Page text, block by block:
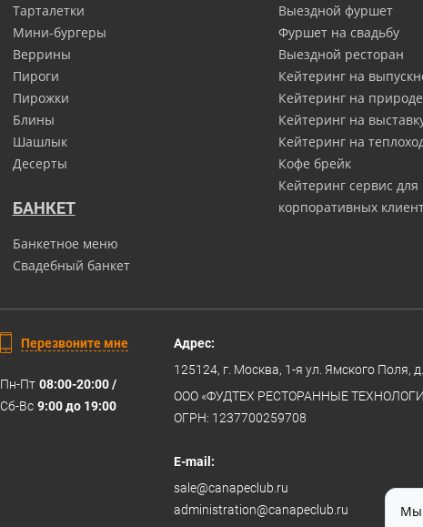
Тарталетки
Мини-бургеры
Веррины
Пироги
Пирожки
Блины
Шашлык
Десерты
БАНКЕТ
Банкетное меню
Свадебный банкет
Выездной фуршет
Фуршет на свадьбу
Выездной ресторан
Кейтеринг на
Кейтеринг на природе
Кейтеринг на
Кейтеринг на
Кофе брейк
Кейтеринг сервис для
корпоративных
Пн-Пт 08:00-20:00 /
Сб-Вс 9:00 до 19:00
Перезвоните мне
Адрес:
125124, г. Москва, 1-я ул. Ямского Поля,
ООО «ФУДТЕХ РЕСТОРАННЫЕ
ОГРН: 1237700259708
E-mail:
sale@canapeclub.ru
administration@canapeclub.ru
Мы